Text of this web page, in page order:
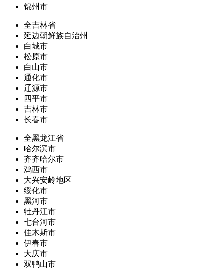
锦州市
全吉林省
延边朝鲜族自治州
白城市
松原市
白山市
通化市
辽源市
四平市
吉林市
长春市
全黑龙江省
哈尔滨市
齐齐哈尔市
鸡西市
大兴安岭地区
绥化市
黑河市
牡丹江市
七台河市
佳木斯市
伊春市
大庆市
双鸭山市